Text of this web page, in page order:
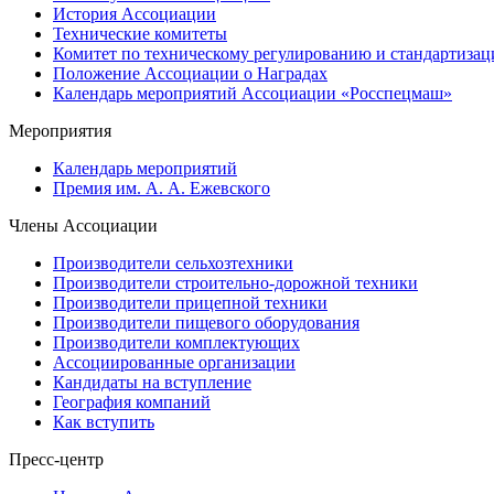
История Ассоциации
Технические комитеты
Комитет по техническому регулированию и
Положение Ассоциации о Наградах
Календарь мероприятий Ассоциации «Росспецмаш»
Мероприятия
Календарь мероприятий
Премия им. А. А. Ежевского
Члены Ассоциации
Производители сельхозтехники
Производители строительно-дорожной техники
Производители прицепной техники
Производители пищевого оборудования
Производители комплектующих
Ассоциированные организации
Кандидаты на вступление
География компаний
Как вступить
Пресс-центр